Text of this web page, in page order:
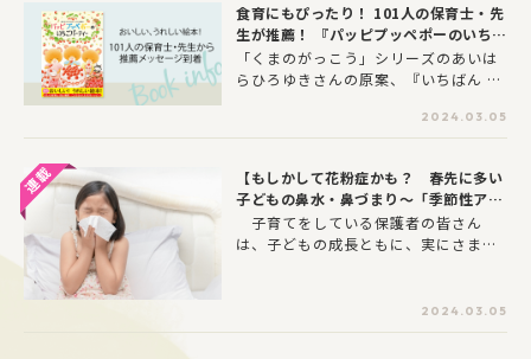
ドセルナビ」の代表、槙田美規さんに
教えてもらいました。
食育にもぴったり！ 101人の保育士・先
生が推薦！ 『パッピプッペポーのいちご
パーティー』
「くまのがっこう」シリーズのあいは
らひろゆきさんの原案、『いちばん し
賞受賞の宮野聡子さんの文・絵による
『パッピプッペーポーのいちごパーテ
合わせて、いちごを育て、いちごケー
キやパフェを作ります！ いちごの生
長の様子も描かれ、食育にもぴったり
な絵本です。
2024.03.05
【もしかして花粉症かも？ 春先に多い
子どもの鼻水・鼻づまり〜「季節性アレ
ルギー性鼻炎」】「小児科医ツカダ先生
に聞く 子どもの病気・ケガ＆ホームケ
子育てをしている保護者の皆さん
は、子どもの成長ともに、実にさまざ
で症状が伝えられない小さなお子さん
は、急に症状が現れたり、症状が長引
2024.03.05